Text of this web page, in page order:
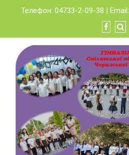
content
Телефон: 04733-2-09-38 | Email: